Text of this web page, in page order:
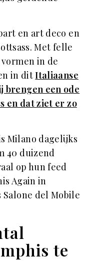
en art deco en
Met felle
in de
in ditItaliaanse
brengen een ode
en dat ziet er zo
Milano dagelijks
40 duizend
op hun feed
Again in
del Mobile
te